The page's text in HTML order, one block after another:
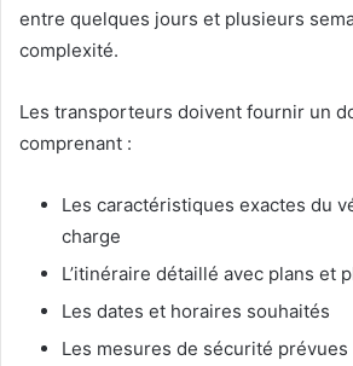
entre quelques jours et plusieurs
complexité.
Les transporteurs doivent fournir un
comprenant :
Les caractéristiques exactes du
charge
L’itinéraire détaillé avec plans et
Les dates et horaires souhaités
Les mesures de sécurité prévues